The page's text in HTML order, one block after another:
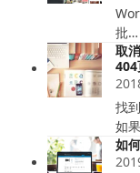
批…
取
找
如
如